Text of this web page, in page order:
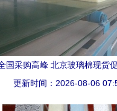
国采购高峰 北京玻璃棉现货
启，河北神州保温集团全新发力
更新时间：2026-08-06